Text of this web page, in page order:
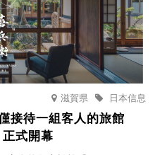
滋賀県 日本信息
接待一組客人的旅館
式開幕